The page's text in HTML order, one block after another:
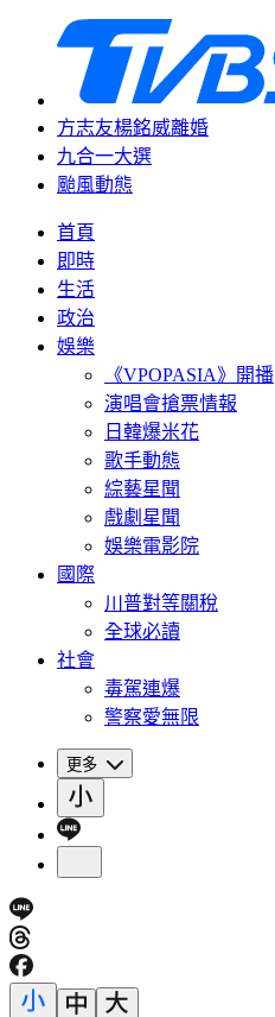
方志友楊銘威離婚
九合一大選
颱風動態
首頁
即時
生活
政治
娛樂
《VPOPASIA》開播
演唱會搶票情報
日韓爆米花
歌手動態
綜藝星聞
戲劇星聞
娛樂電影院
國際
川普對等關稅
全球必讀
社會
毒駕連爆
警察愛無限
更多